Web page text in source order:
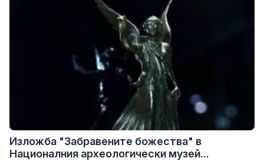
Изложба "Забравените божества" в
Националния археологически музей...